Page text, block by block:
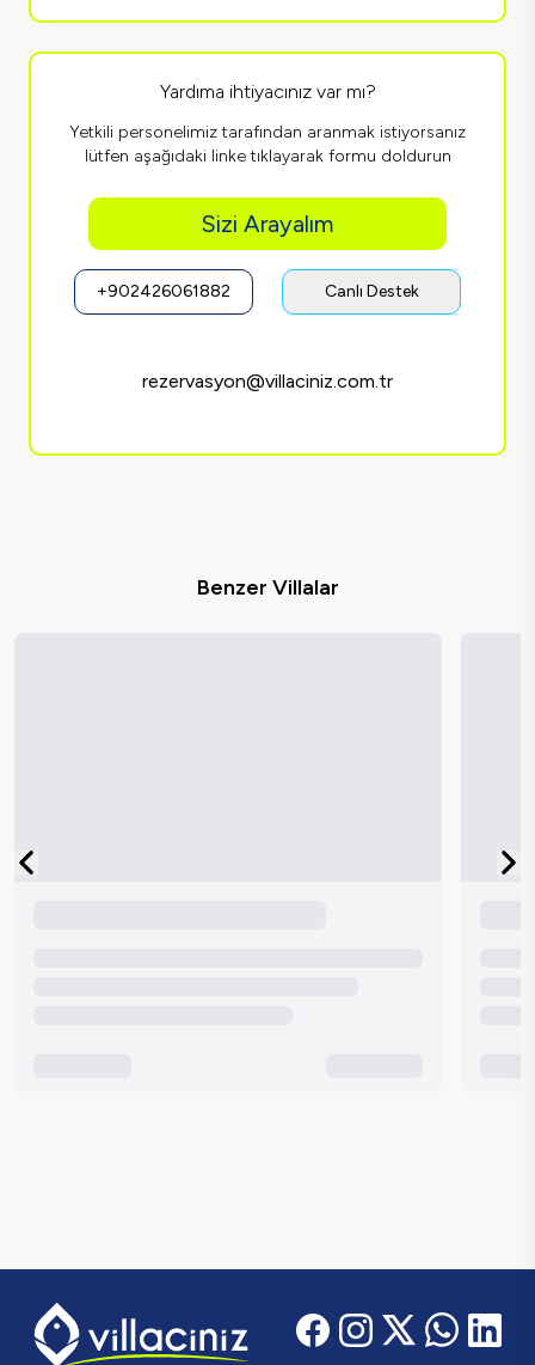
Yardıma ihtiyacınız var mı?
Yetkili personelimiz tarafından aranmak istiyorsanız
lütfen aşağıdaki linke tıklayarak formu doldurun
Sizi Arayalım
+902426061882 Canlı Destek
rezervasyon@villaciniz.com.tr
Benzer Villalar